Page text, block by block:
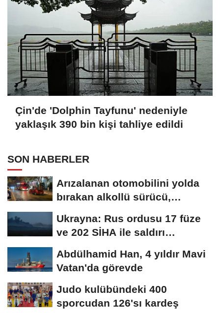
Çin'de 'Dolphin Tayfunu' nedeniyle
yaklaşık 390 bin kişi tahliye edildi
SON HABERLER
Arızalanan otomobilini yolda
bırakan alkollü sürücü,
Ukrayna: Rus ordusu 17 füze
ve 202 SİHA ile saldırı
Abdülhamid Han, 4 yıldır Mavi
Vatan'da görevde
Judo kulübündeki 400
sporcudan 126'sı kardeş